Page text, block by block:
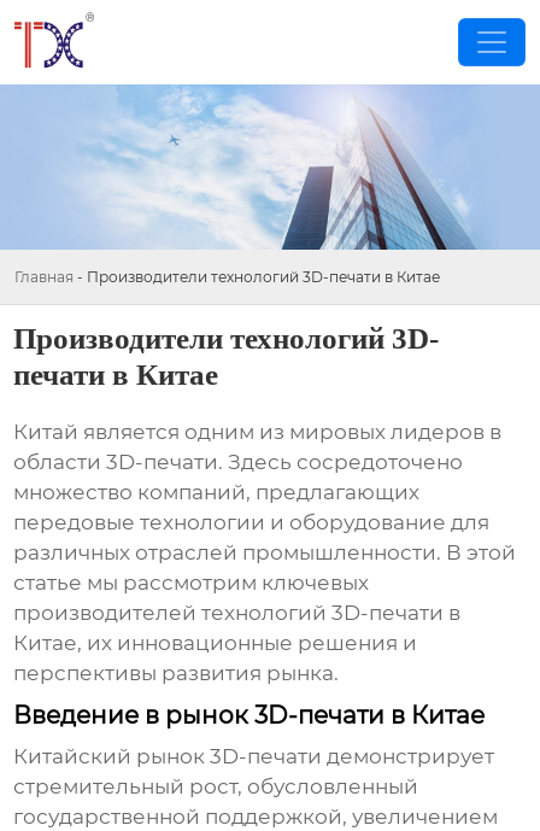
Главная - Производители технологий 3D-печати в Китае
Производители технологий 3D-
печати в Китае
Китай является одним из мировых лидеров в
области 3D-печати. Здесь сосредоточено
множество компаний, предлагающих
передовые технологии и оборудование для
различных отраслей промышленности. В этой
статье мы рассмотрим ключевых
производителей технологий 3D-печати в
Китае, их инновационные решения и
перспективы развития рынка.
Введение в рынок 3D-печати в Китае
Китайский рынок 3D-печати демонстрирует
стремительный рост, обусловленный
государственной поддержкой, увеличением